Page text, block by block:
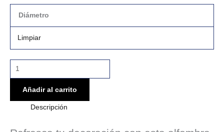
Diámetro
Limpiar
Añadir al carrito
Descripción